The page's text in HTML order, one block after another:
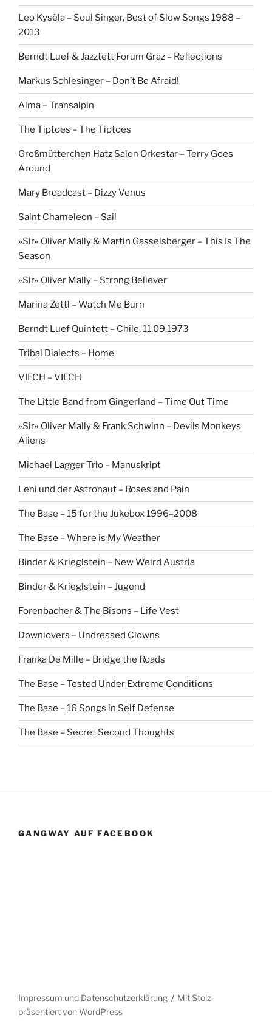
Leo Kysèla – Soul Singer, Best of Slow Songs 1988 –
2013
Berndt Luef & Jazztett Forum Graz – Reflections
Markus Schlesinger – Don’t Be Afraid!
Alma – Transalpin
The Tiptoes – The Tiptoes
Großmütterchen Hatz Salon Orkestar – Terry Goes
Around
Mary Broadcast – Dizzy Venus
Saint Chameleon – Sail
»Sir« Oliver Mally & Martin Gasselsberger – This Is The
Season
»Sir« Oliver Mally – Strong Believer
Marina Zettl – Watch Me Burn
Berndt Luef Quintett – Chile, 11.09.1973
Tribal Dialects – Home
VIECH – VIECH
The Little Band from Gingerland – Time Out Time
»Sir« Oliver Mally & Frank Schwinn – Devils Monkeys
Aliens
Michael Lagger Trio – Manuskript
Leni und der Astronaut – Roses and Pain
The Base – 15 for the Jukebox 1996–2008
The Base – Where is My Weather
Binder & Krieglstein – New Weird Austria
Binder & Krieglstein – Jugend
Forenbacher & The Bisons – Life Vest
Downlovers – Undressed Clowns
Franka De Mille – Bridge the Roads
The Base – Tested Under Extreme Conditions
The Base – 16 Songs in Self Defense
The Base – Secret Second Thoughts
GANGWAY AUF FACEBOOK
Impressum und Datenschutzerklärung
Mit Stolz
präsentiert von WordPress